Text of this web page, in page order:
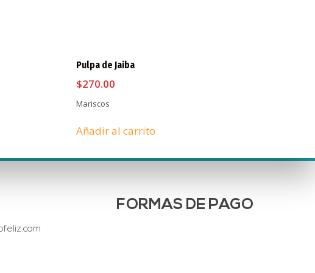
Pulpa de Jaiba
$270.00
Mariscos
Añadir al carrito
FORMAS DE PAGO